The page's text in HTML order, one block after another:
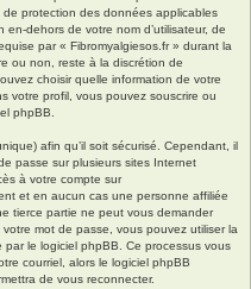
protection des données applicables
dehors de votre nom d’utilisateur, de
par « Fibromyalgiesos.fr » durant la
ou non, reste à la discrétion de
choisir quelle information de votre
votre profil, vous pouvez souscrire ou
phpBB.
afin qu’il soit sécurisé. Cependant, il
passe sur plusieurs sites Internet
à votre compte sur
et en aucun cas une personne affiliée
tierce partie ne peut vous demander
mot de passe, vous pouvez utiliser la
le logiciel phpBB. Ce processus vous
courriel, alors le logiciel phpBB
de vous reconnecter.